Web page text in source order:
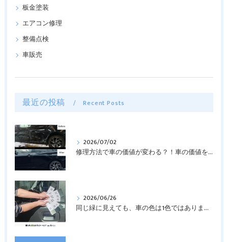
板金塗装
エアコン修理
整備点検
車販売
最近の投稿 Recent Posts
2026/07/02
修理方法で車の価値が変わる？！車の価値を守る修理方法について解説！
2026/06/26
同じ緑に見えても、車の色は1色ではありません 🚗🌿